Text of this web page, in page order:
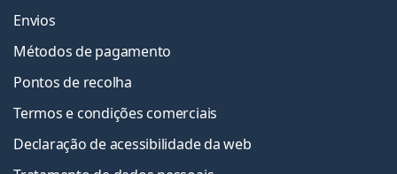
Envios
Métodos de pagamento
Pontos de recolha
Termos e condições comerciais
Declaração de acessibilidade da web